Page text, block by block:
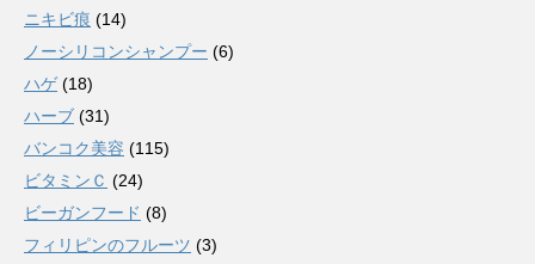
ニキビ痕 (14)
ノーシリコンシャンプー (6)
ハゲ(18)
ハーブ (31)
バンコク美容 (115)
ビタミンＣ (24)
ビーガンフード (8)
フィリピンのフルーツ (3)